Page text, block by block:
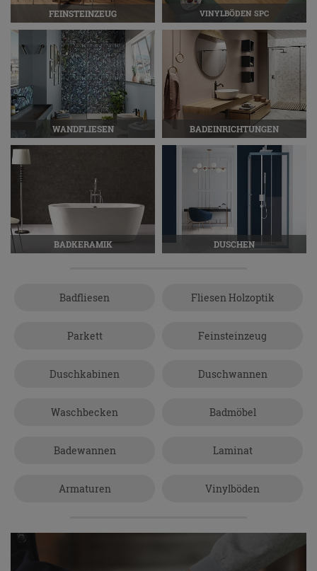
FEINSTEINZEUG VINYLBÖDEN SPC
WANDFLIESEN BADEINRICHTUNGEN
BADKERAMIK DUSCHEN
Badfliesen Fliesen Holzoptik
Parkett Feinsteinzeug
Duschkabinen Duschwannen
Waschbecken Badmöbel
Badewannen Laminat
Armaturen Vinylböden